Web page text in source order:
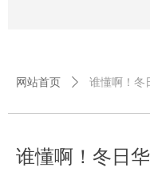
谁懂啊！冬日
网站首页 ꄲ 谁懂啊！冬